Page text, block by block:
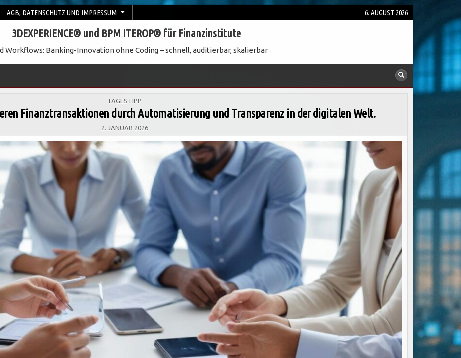
AGB, DATENSCHUTZ UND IMPRESSUM 6. AUGUST 2026
3DEXPERIENCE® und BPM ITEROP® für Finanzinstitute
Workflows: Banking-Innovation ohne Coding – schnell, auditierbar, skalierbar
POSTED
TAGESTIPP
Finanztransaktionen durch Automatisierung und Transparenz in der digitalen Welt.
2. JANUAR 2026